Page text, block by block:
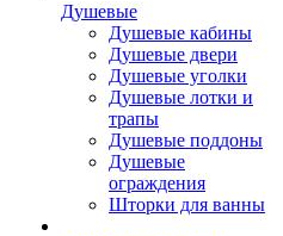
Душевые
Душевые кабины
Душевые двери
Душевые уголки
Душевые лотки и
трапы
Душевые поддоны
Душевые
ограждения
Шторки для ванны